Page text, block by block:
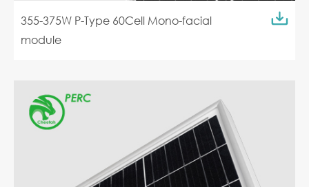
355-375W P-Type 60Cell Mono-facial
module